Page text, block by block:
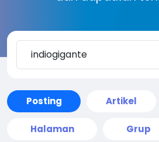
Posting Artikel
Halaman Grup